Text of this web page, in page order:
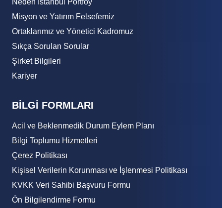
Neden İstanbul Portföy
Misyon ve Yatırım Felsefemiz
Ortaklarımız ve Yönetici Kadromuz
Sıkça Sorulan Sorular
Şirket Bilgileri
Kariyer
BİLGİ FORMLARI
Acil ve Beklenmedik Durum Eylem Planı
Bilgi Toplumu Hizmetleri
Çerez Politikası
Kişisel Verilerin Korunması ve İşlenmesi Politikası
KVKK Veri Sahibi Başvuru Formu
Ön Bilgilendirme Formu